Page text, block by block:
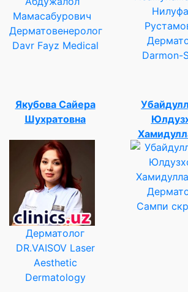
Дерматовенеролог
Davr Fayz Medical
Darmon-
Якубова Сайера
Шухратовна
Дерматолог
DR.VAISOV Laser
Aesthetic
Dermatology
Сампи